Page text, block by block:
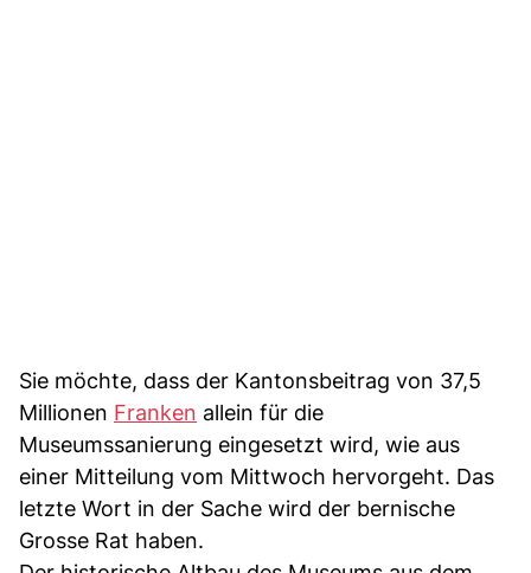
Sie möchte, dass der Kantonsbeitrag von 37,5
Millionen Franken allein für die
Museumssanierung eingesetzt wird, wie aus
einer Mitteilung vom Mittwoch hervorgeht. Das
letzte Wort in der Sache wird der bernische
Grosse Rat haben.